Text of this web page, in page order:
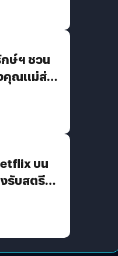
ษ์ฯ ชวน
คุณแม่ส่ง
ม่ปีนี้
บน
รับสตรีม